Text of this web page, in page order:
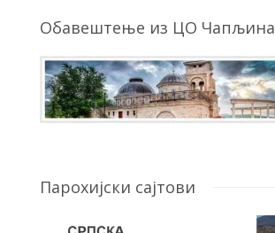
Обавештење из ЦО Чапљина
Парохијски сајтови